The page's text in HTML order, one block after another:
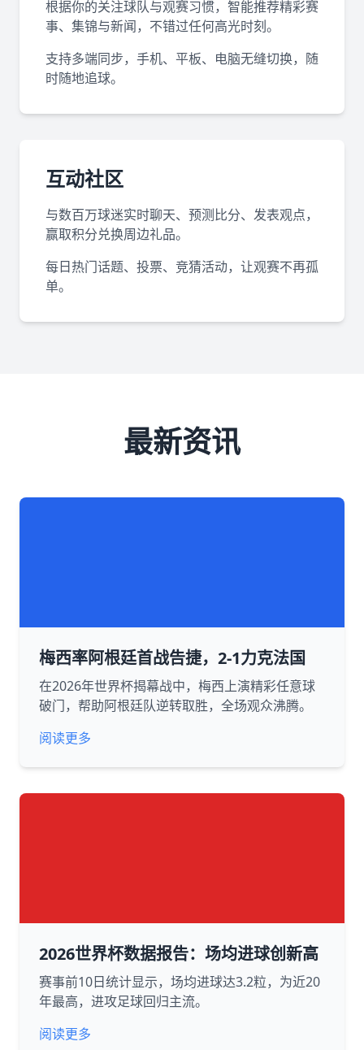
根据你的关注球队与观赛习惯，智能推荐精彩赛
事、集锦与新闻，不错过任何高光时刻。
支持多端同步，手机、平板、电脑无缝切换，随
时随地追球。
互动社区
与数百万球迷实时聊天、预测比分、发表观点，
赢取积分兑换周边礼品。
每日热门话题、投票、竞猜活动，让观赛不再孤
单。
最新资讯
梅西率阿根廷首战告捷，2-1力克法国
在2026年世界杯揭幕战中，梅西上演精彩任意球
破门，帮助阿根廷队逆转取胜，全场观众沸腾。
阅读更多
2026世界杯数据报告：场均进球创新高
赛事前10日统计显示，场均进球达3.2粒，为近20
年最高，进攻足球回归主流。
阅读更多